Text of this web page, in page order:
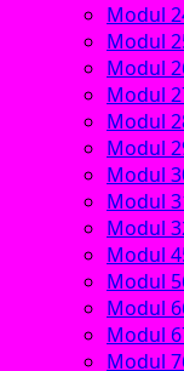
Modul
Modul
Modul
Modul
Modul
Modul
Modul
Modul
Modul
Modul
Modul
Modul
Modul
Modul